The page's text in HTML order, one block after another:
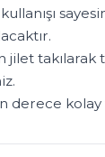
jilet takılarak
derece